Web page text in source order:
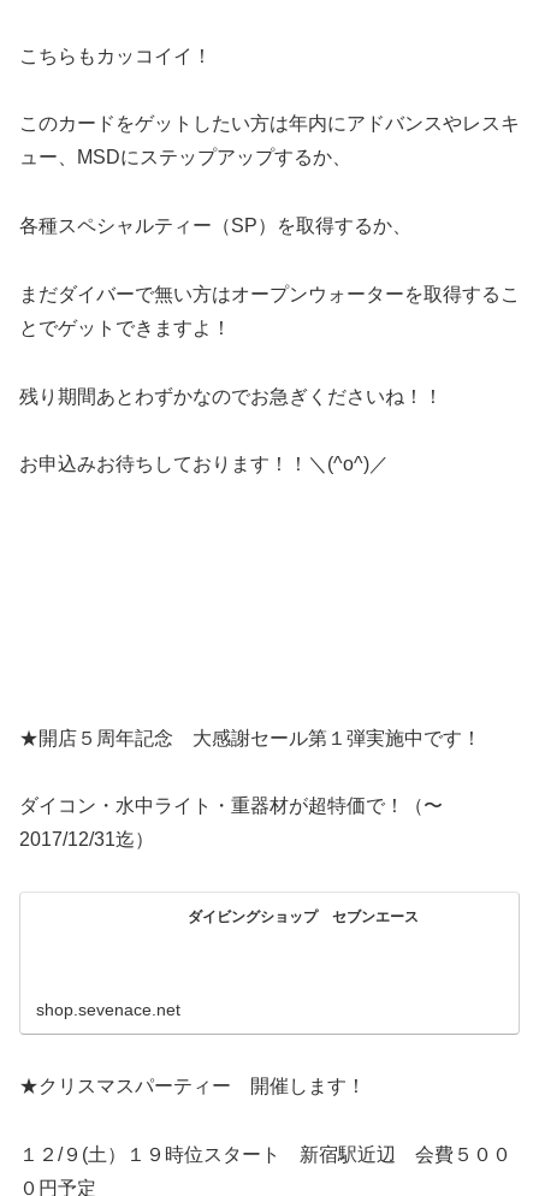
こちらもカッコイイ！
このカードをゲットしたい方は年内にアドバンスやレスキ
ュー、MSDにステップアップするか、
各種スペシャルティー（SP）を取得するか、
まだダイバーで無い方はオープンウォーターを取得するこ
とでゲットできますよ！
残り期間あとわずかなのでお急ぎくださいね！！
お申込みお待ちしております！！＼(^o^)／
★開店５周年記念 大感謝セール第１弾実施中です！
ダイコン・水中ライト・重器材が超特価で！（〜
2017/12/31迄）
ダイビングショップ セブンエース
shop.sevenace.net
★クリスマスパーティー 開催します！
１２/９(土）１９時位スタート 新宿駅近辺 会費５００
０円予定